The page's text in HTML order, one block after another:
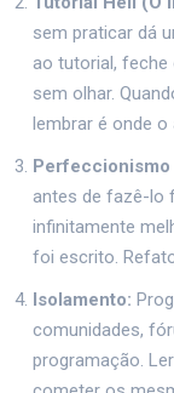
sem praticar dá
ao tutorial, feche
sem olhar.
lembrar é onde o
Perfeccionismo
antes de fazê-lo
infinitamente
foi escrito.
Isolamento:
comunidades,
programação.